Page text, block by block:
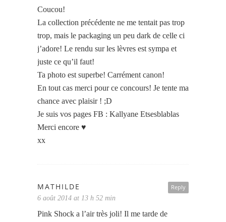
Coucou!
La collection précédente ne me tentait pas trop
trop, mais le packaging un peu dark de celle ci
j’adore! Le rendu sur les lèvres est sympa et
juste ce qu’il faut!
Ta photo est superbe! Carrément canon!
En tout cas merci pour ce concours! Je tente ma
chance avec plaisir ! ;D
Je suis vos pages FB : Kallyane Etsesblablas
Merci encore ♥
xx
Reply
MATHILDE
6 août 2014 at 13 h 52 min
Pink Shock a l’air très joli! Il me tarde de